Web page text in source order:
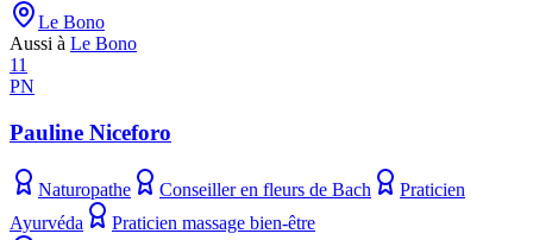
Le Bono
Aussi à Le Bono
11
PN
Pauline Niceforo
Naturopathe Conseiller en fleurs de Bach
Praticien
Ayurvéda
Praticien massage bien-être